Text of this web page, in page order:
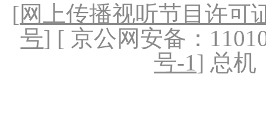
[网上传播视听节目许可
号] [ 京公网安备：
号-1] 总机